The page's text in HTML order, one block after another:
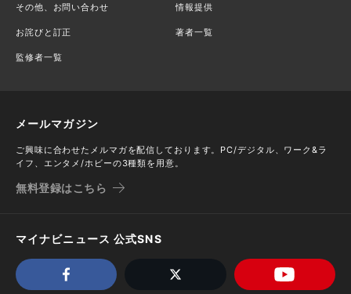
その他、お問い合わせ 情報提供
お詫びと訂正 著者一覧
監修者一覧
メールマガジン
ご興味に合わせたメルマガを配信しております。PC/デジタル、ワーク&ラ
イフ、エンタメ/ホビーの3種類を用意。
無料登録はこちら
マイナビニュース 公式SNS